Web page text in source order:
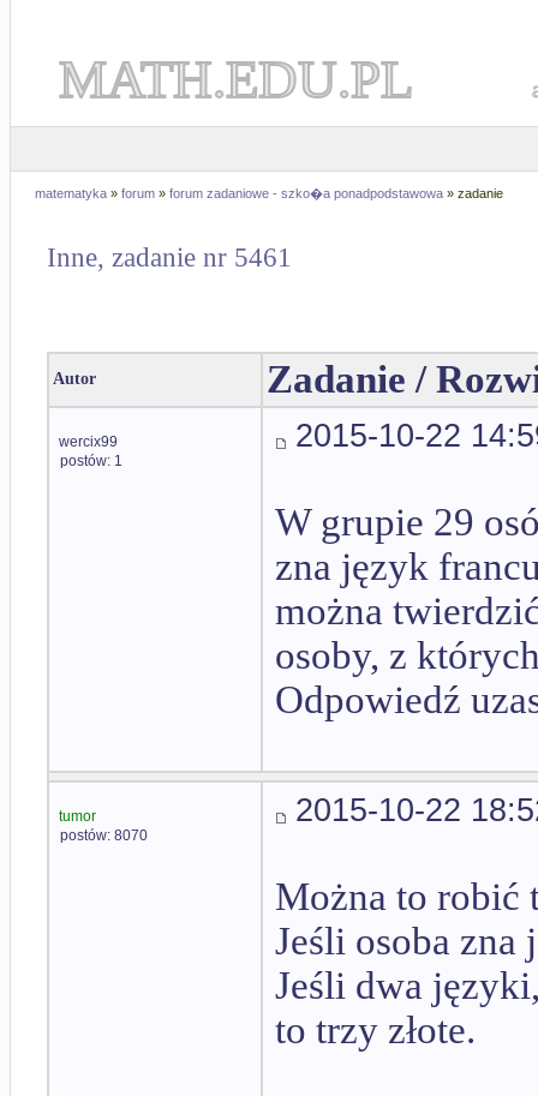
MATH.EDU.PL
matematyka » forum » forum zadaniowe - szko�a ponadpodstawowa » zadanie
Inne, zadanie nr 5461
Autor Zadanie /
wercix99
postów: 1
2015-10-22
W grupie 29
zna język
można
osoby, z
Odpowiedź
tumor
postów: 8070
2015-10-22
Można to robić
Jeśli osoba zna
Jeśli dwa
to trzy złote.